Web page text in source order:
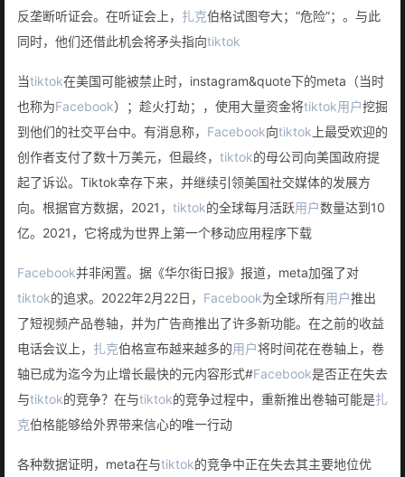
反垄断听证会。在听证会上， 扎克伯格试图夸大；“危险”；。与此
同时，他们还借此机会将矛头指向tiktok
当tiktok在美国可能被禁止时，instagram&quote下的meta（当时
也称为Facebook）；趁火打劫；，使用大量资金将tiktok用户挖掘
到他们的社交平台中。有消息称， Facebook向tiktok 上最受欢迎的
创作者支付了数十万美元，但最终， tiktok的母公司向美国政府提
起了诉讼。Tiktok幸存下来，并继续引领美国社交媒体的发展方
向。根据官方数据，2021， tiktok的全球每月活跃用户数量达到10
亿。2021，它将成为世界上第一个移动应用程序下载
Facebook并非闲置。据《华尔街日报》报道，meta加强了对
tiktok的追求。2022年2月22日， Facebook为全球所有用户推出
了短视频产品卷轴，并为广告商推出了许多新功能。在之前的收益
电话会议上， 扎克伯格宣布越来越多的用户将时间花在卷轴上，卷
轴已成为迄今为止增长最快的元内容形式#Facebook是否正在失去
与tiktok的竞争？在与tiktok的竞争过程中，重新推出卷轴可能是扎
克伯格能够给外界带来信心的唯一行动
各种数据证明，meta在与tiktok的竞争中正在失去其主要地位优